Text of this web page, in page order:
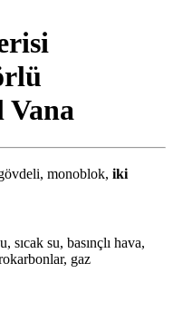
Vana
monoblok, iki
sıcak su, basınçlı hava,
gaz